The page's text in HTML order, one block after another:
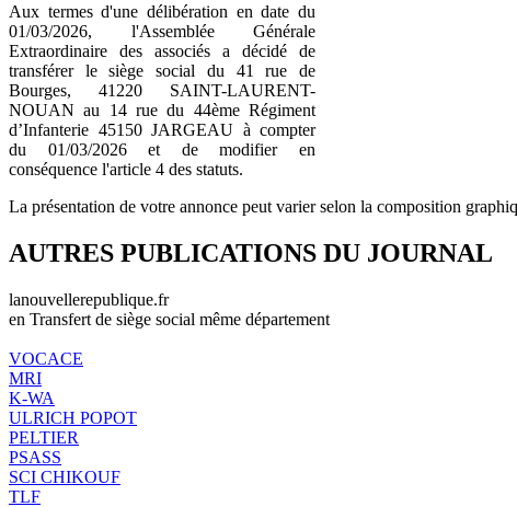
Aux termes d'une délibération en date du
01/03/2026, l'Assemblée Générale
Extraordinaire des associés a décidé de
transférer le siège social du 41 rue de
Bourges, 41220 SAINT-LAURENT-
NOUAN au 14 rue du 44ème Régiment
d’Infanterie 45150 JARGEAU à compter
du 01/03/2026 et de modifier en
conséquence l'article 4 des statuts.
La présentation de votre annonce peut varier selon la composition
AUTRES PUBLICATIONS DU JOURNAL
lanouvellerepublique.fr
en Transfert de siège social même département
VOCACE
MRI
K-WA
ULRICH POPOT
PELTIER
PSASS
SCI CHIKOUF
TLF